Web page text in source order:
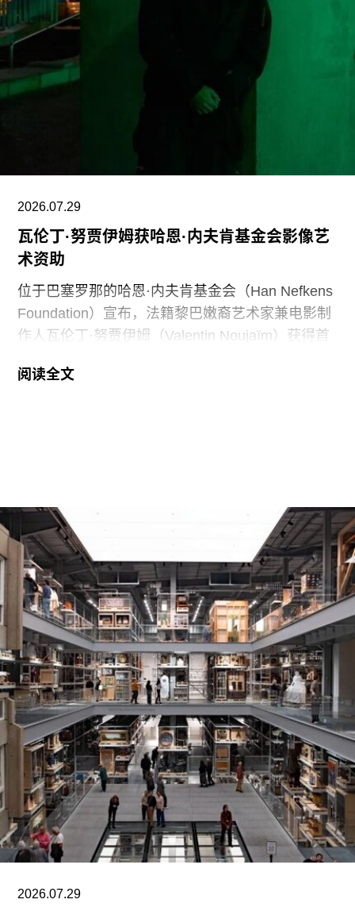
化及自然世界的方式政治化，并对从事这项工作的
博物馆专业人员进行人身攻击，正在威胁全国博物
馆的完整性与独立性。”
在2025年3月签署的一项行政命令中，特朗普批评
史密森尼学会宣扬“将美国和西方价值观描绘成有害
性”。
此外，《纽约时报》今年4月报道称，由于特朗普
试图介入史密森尼学会董事会新成员的任命程序，
相关任命工作被刻意放缓。
2026.07.29
瓦伦丁·努贾伊姆获哈恩·内夫肯基金会影像艺
术资助
位于巴塞罗那的哈恩·内夫肯基金会（Han Nefkens
Foundation）宣布，法籍黎巴嫩裔艺术家兼电影制
作人瓦伦丁·努贾伊姆（Valentin Noujaïm）获得首
在支持地中海沿岸地区艺术家创作新的影像艺术作
他的作品将城市空间视为承载着记忆、监视与控制
体系的活体。他常驻巴黎和雅典，其作品曾在纽约
现代艺术博物馆和伦敦当代艺术中心展出。
哈恩·内夫肯基金会是一家专注于影像艺术创作的非
营利组织，致力于扶持新兴及中生代影像艺术家。
基金会主要通过资助和委任创作，在全球范围内支
持影像新作品的创作。
阅读全文
2026.07.29